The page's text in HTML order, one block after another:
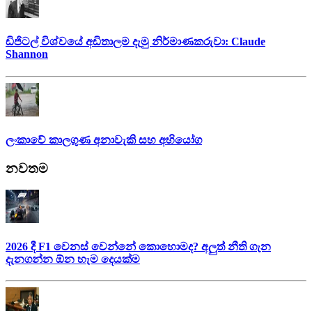
ඩිජිටල් විශ්වයේ අඩිතාලම දැමු නිර්මාණකරුවා: Claude
Shannon
ලංකාවේ කාලගුණ අනාවැකි සහ අභියෝග
නවතම
2026 දී F1 වෙනස් වෙන්නේ කොහොමද? අලුත් නීති ගැන
දැනගන්න ඕන හැම දෙයක්ම